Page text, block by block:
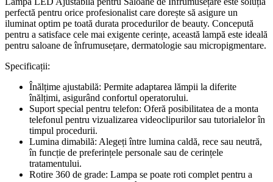
perfectă pentru orice profesionalist care dorește să asigure un
iluminat optim pe toată durata procedurilor de beauty. Concepută
pentru a satisface cele mai exigente cerințe, această lampă este ideală
pentru saloane de înfrumusețare, dermatologie sau micropigmentare.
Specificații:
Înălțime ajustabilă: Permite adaptarea lămpii la diferite
înălțimi, asigurând confortul operatorului.
Suport special pentru telefon: Oferă posibilitatea de a monta
telefonul pentru vizualizarea videoclipurilor sau tutorialelor în
timpul procedurii.
Lumina dimabilă: Alegeți între lumina caldă, rece sau neutră,
în funcție de preferințele personale sau de cerințele
tratamentului.
Rotire 360 de grade: Lampa se poate roti complet pentru a